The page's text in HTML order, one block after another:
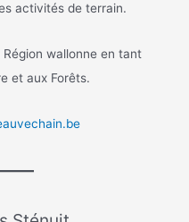
activités de terrain.
wallonne en tant
et aux Forêts.